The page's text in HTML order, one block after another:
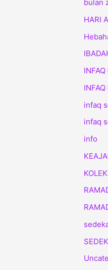
bulan
HARI
infaq
infaq
info